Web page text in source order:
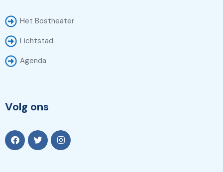
Het Bostheater
Lichtstad
Agenda
Volg ons